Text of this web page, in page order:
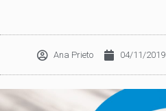
Ana Prieto 04/11/2019